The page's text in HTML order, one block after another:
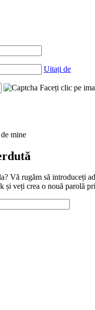
Uitați de
Faceți clic pe
mine
Vă rugăm să introduceți
și veți crea o nouă parolă